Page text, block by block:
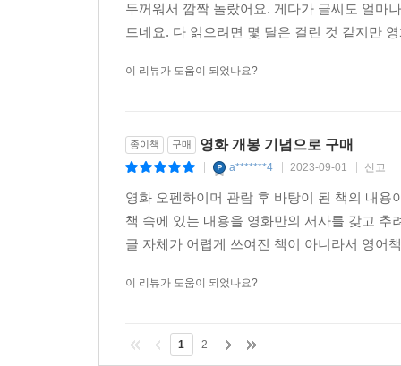
두꺼워서 깜짝 놀랐어요. 게다가 글씨도 얼마
드네요. 다 읽으려면 몇 달은 걸린 것 같지만
이 리뷰가 도움이 되었나요?
종이책 구매 영화 개봉 기념으로 구매
a*******4 2023-09-01 신고
영화 오펜하이머 관람 후 바탕이 된 책의 내
책 속에 있는 내용을 영화만의 서사를 갖고
글 자체가 어렵게 쓰여진 책이 아니라서 영어
이 리뷰가 도움이 되었나요?
1 2